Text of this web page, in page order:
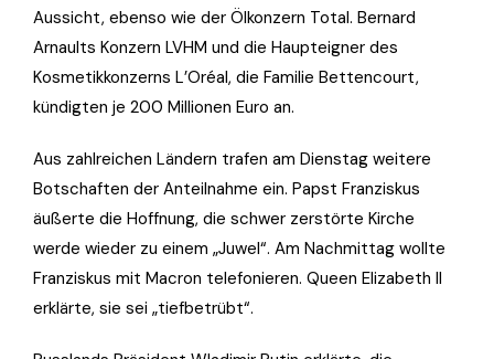
Aussicht, ebenso wie der Ölkonzern Total. Bernard
Arnaults Konzern LVHM und die Haupteigner des
Kosmetikkonzerns L’Oréal, die Familie Bettencourt,
kündigten je 200 Millionen Euro an.
Aus zahlreichen Ländern trafen am Dienstag weitere
Botschaften der Anteilnahme ein. Papst Franziskus
äußerte die Hoffnung, die schwer zerstörte Kirche
werde wieder zu einem „Juwel“. Am Nachmittag wollte
Franziskus mit Macron telefonieren. Queen Elizabeth II
erklärte, sie sei „tiefbetrübt“.